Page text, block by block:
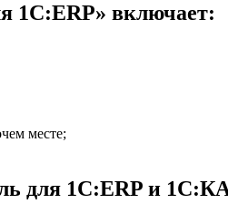
1С:ERP» включает:
месте;
для 1С:ERP и